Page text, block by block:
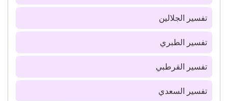
تفسير الجلالين
تفسير الطبري
تفسير القرطبي
تفسير السعدي